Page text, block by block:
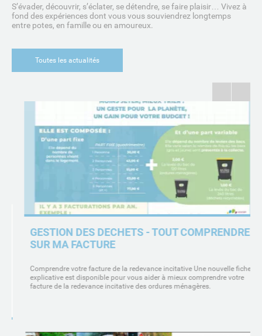
S’évader, découvrir, s’éclater, se détendre, se faire plaisir… Vivez à
fond des expériences dont vous vous souviendrez longtemps
entre potes, en famille ou en amoureux.
Toutes les actualités
GESTION DES DECHETS - TOUT COMPRENDRE
SUR MA FACTURE
Comprendre votre facture de la redevance incitative Une nouvelle fiche
explicative est disponible pour vous aider à mieux comprendre votre
facture de la redevance incitative des ordures ménagères.